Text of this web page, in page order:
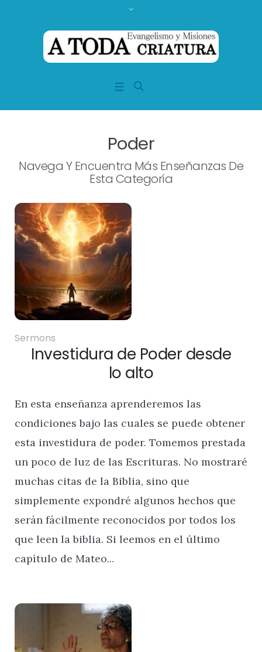
Poder
Navega Y Encuentra Más Enseñanzas De
Esta Categoría
Sermons
Investidura de Poder desde
lo alto
En esta enseñanza aprenderemos las
condiciones bajo las cuales se puede obtener
esta investidura de poder. Tomemos prestada
un poco de luz de las Escrituras. No mostraré
muchas citas de la Biblia, sino que
simplemente expondré algunos hechos que
serán fácilmente reconocidos por todos los
que leen la biblia. Si leemos en el último
capítulo de Mateo...